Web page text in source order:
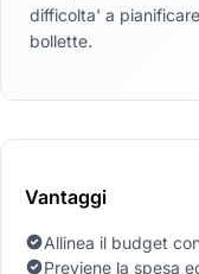
difficolta' a
bollette.
Vantaggi
Allinea il budget
Previene la spesa